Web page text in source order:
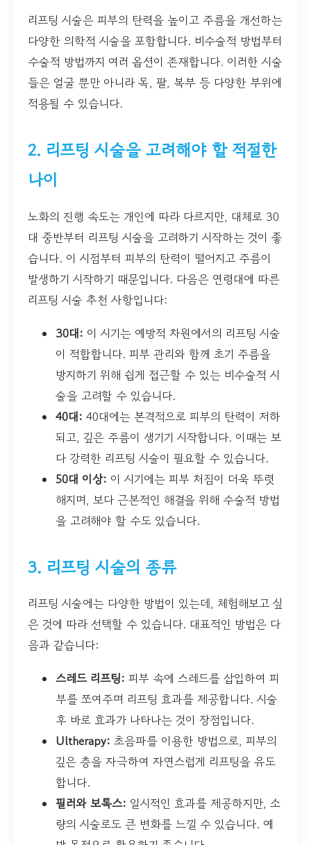
리프팅 시술은 피부의 탄력을 높이고 주름을 개선하는
다양한 의학적 시술을 포함합니다. 비수술적 방법부터
수술적 방법까지 여러 옵션이 존재합니다. 이러한 시술
들은 얼굴 뿐만 아니라 목, 팔, 복부 등 다양한 부위에
적용될 수 있습니다.
2. 리프팅 시술을 고려해야 할 적절한
나이
노화의 진행 속도는 개인에 따라 다르지만, 대체로 30
대 중반부터 리프팅 시술을 고려하기 시작하는 것이 좋
습니다. 이 시점부터 피부의 탄력이 떨어지고 주름이
발생하기 시작하기 때문입니다. 다음은 연령대에 따른
리프팅 시술 추천 사항입니다:
30대: 이 시기는 예방적 차원에서의 리프팅 시술
이 적합합니다. 피부 관리와 함께 초기 주름을
방지하기 위해 쉽게 접근할 수 있는 비수술적 시
술을 고려할 수 있습니다.
40대: 40대에는 본격적으로 피부의 탄력이 저하
되고, 깊은 주름이 생기기 시작합니다. 이때는 보
다 강력한 리프팅 시술이 필요할 수 있습니다.
50대 이상: 이 시기에는 피부 처짐이 더욱 뚜렷
해지며, 보다 근본적인 해결을 위해 수술적 방법
을 고려해야 할 수도 있습니다.
3. 리프팅 시술의 종류
리프팅 시술에는 다양한 방법이 있는데, 체험해보고 싶
은 것에 따라 선택할 수 있습니다. 대표적인 방법은 다
음과 같습니다:
스레드 리프팅: 피부 속에 스레드를 삽입하여 피
부를 쪼여주며 리프팅 효과를 제공합니다. 시술
후 바로 효과가 나타나는 것이 장점입니다.
Ultherapy: 초음파를 이용한 방법으로, 피부의
깊은 층을 자극하여 자연스럽게 리프팅을 유도
합니다.
필러와 보톡스: 일시적인 효과를 제공하지만, 소
량의 시술로도 큰 변화를 느낄 수 있습니다. 예